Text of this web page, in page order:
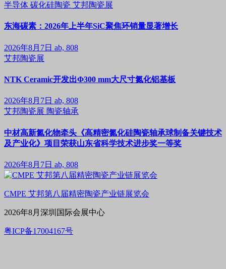
半导体 碳化硅陶瓷 艾邦陶瓷展
东海碳素：2026年上半年SiC聚焦环销量显著增长
2026年8月7日 ab, 808
艾邦陶瓷展
NTK Ceramic开发出Φ300 mm大尺寸氮化铝基板
2026年8月7日 ab, 808
艾邦陶瓷展 陶瓷轴承
中材高新氮化物牵头《高精密氮化硅陶瓷轴承球制备关键技术
及产业化》项目荣获山东省科学技术进步奖一等奖
2026年8月7日 ab, 808
CMPE 艾邦第八届精密陶瓷产业链展览会
2026年8月深圳国际会展中心
粤ICP备17004167号